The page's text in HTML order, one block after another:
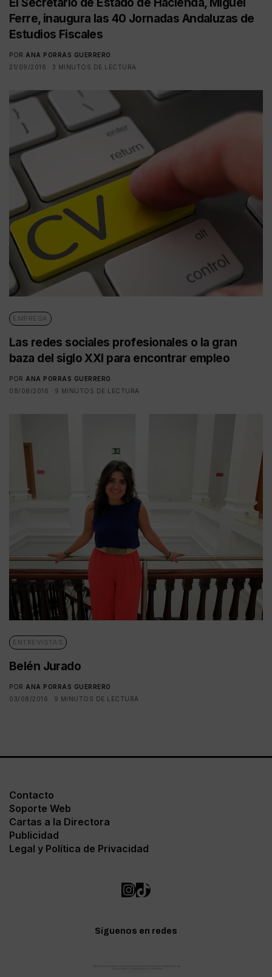
Ferre, inaugura las 40 Jornadas Andaluzas de
Estudios Fiscales
POR ANA PORRAS GUERRERO
21/09/2016
3 MINUTOS DE LECTURA
EMPRESA
Las redes sociales profesionales o la gran
baza del siglo XXI para encontrar empleo
POR ANA PORRAS GUERRERO
08/08/2016
9 MINUTOS DE LECTURA
ENTREVISTAS
Belén Jurado
POR ANA PORRAS GUERRERO
03/08/2016
9 MINUTOS DE LECTURA
Contacto
Soporte Web
Cartas a la Directora
Publicidad
Legal y Política de Privacidad
Síguenos en redes